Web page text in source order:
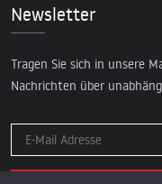
Newsletter
Tragen Sie sich in unsere
Nachrichten über